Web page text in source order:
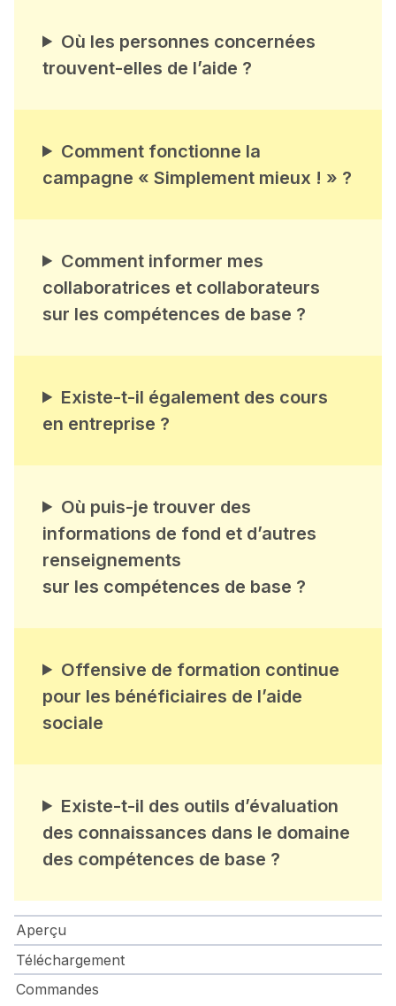
Aperçu
Téléchargement
Commandes
Où les personnes concernées
trouvent-elles de l’aide ?
Comment fonctionne la
campagne « Simplement mieux ! » ?
Comment informer mes
collaboratrices et collaborateurs
sur les compétences de base ?
Existe-t-il également des cours
en entreprise ?
Où puis-je trouver des
informations de fond et d’autres
renseignements
sur les compétences de base ?
Offensive de formation continue
pour les bénéficiaires de l’aide
sociale
Existe-t-il des outils d’évaluation
des connaissances dans le domaine
des compétences de base ?